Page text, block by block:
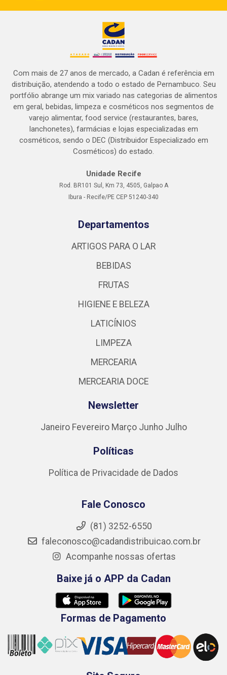
Com mais de 27 anos de mercado, a Cadan é referência em
distribuição, atendendo a todo o estado de Pernambuco. Seu
portfólio abrange um mix variado nas categorias de alimentos
em geral, bebidas, limpeza e cosméticos nos segmentos de
varejo alimentar, food service (restaurantes, bares,
lanchonetes), farmácias e lojas especializadas em
cosméticos, sendo o DEC (Distribuidor Especializado em
Cosméticos) do estado.
Unidade Recife
Rod. BR101 Sul, Km 73, 4505, Galpao A
Ibura - Recife/PE CEP 51240-340
Departamentos
ARTIGOS PARA O LAR
BEBIDAS
FRUTAS
HIGIENE E BELEZA
LATICÍNIOS
LIMPEZA
MERCEARIA
MERCEARIA DOCE
Newsletter
Janeiro Fevereiro Março Junho Julho
Políticas
Política de Privacidade de Dados
Fale Conosco
(81) 3252-6550
faleconosco@cadandistribuicao.com.br
Acompanhe nossas ofertas
Baixe já o APP da Cadan
Formas de Pagamento